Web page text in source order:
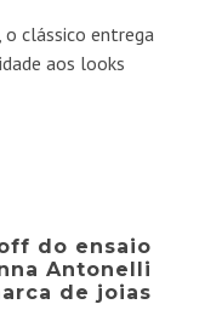
o clássico entrega
aos looks
do ensaio
Antonelli
de joias